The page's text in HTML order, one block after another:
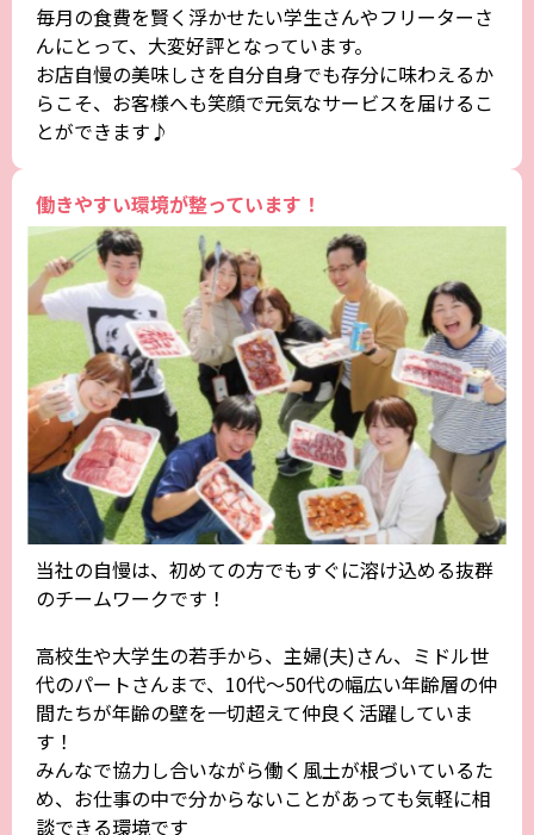
毎月の食費を賢く浮かせたい学生さんやフリーターさ
んにとって、大変好評となっています。
お店自慢の美味しさを自分自身でも存分に味わえるか
らこそ、お客様へも笑顔で元気なサービスを届けるこ
とができます♪
働きやすい環境が整っています！
当社の自慢は、初めての方でもすぐに溶け込める抜群
のチームワークです！
高校生や大学生の若手から、主婦(夫)さん、ミドル世
代のパートさんまで、10代〜50代の幅広い年齢層の仲
間たちが年齢の壁を一切超えて仲良く活躍していま
す！
みんなで協力し合いながら働く風土が根づいているた
め、お仕事の中で分からないことがあっても気軽に相
談できる環境です